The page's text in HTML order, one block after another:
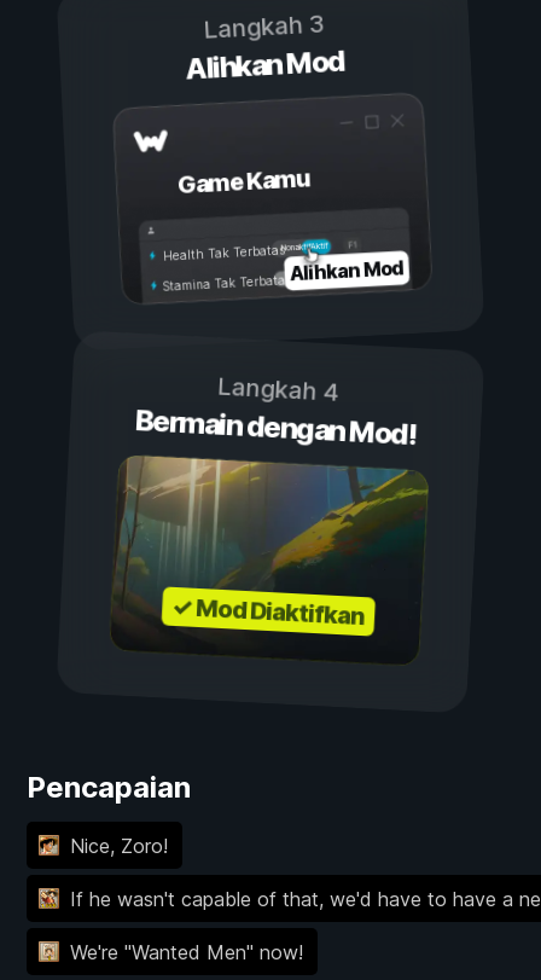
Langkah 3
Alihkan Mod
Game Kamu
Aktif
Nonaktif
Health Tak Terbatas
Stamina Tak TerbatasAlihkan Mod
Langkah 4
Bermain dengan Mod!
✓ Mod Diaktifkan
Pencapaian
Nice, Zoro!
If he wasn't capable of that, we'd have to have a
We're "Wanted Men" now!